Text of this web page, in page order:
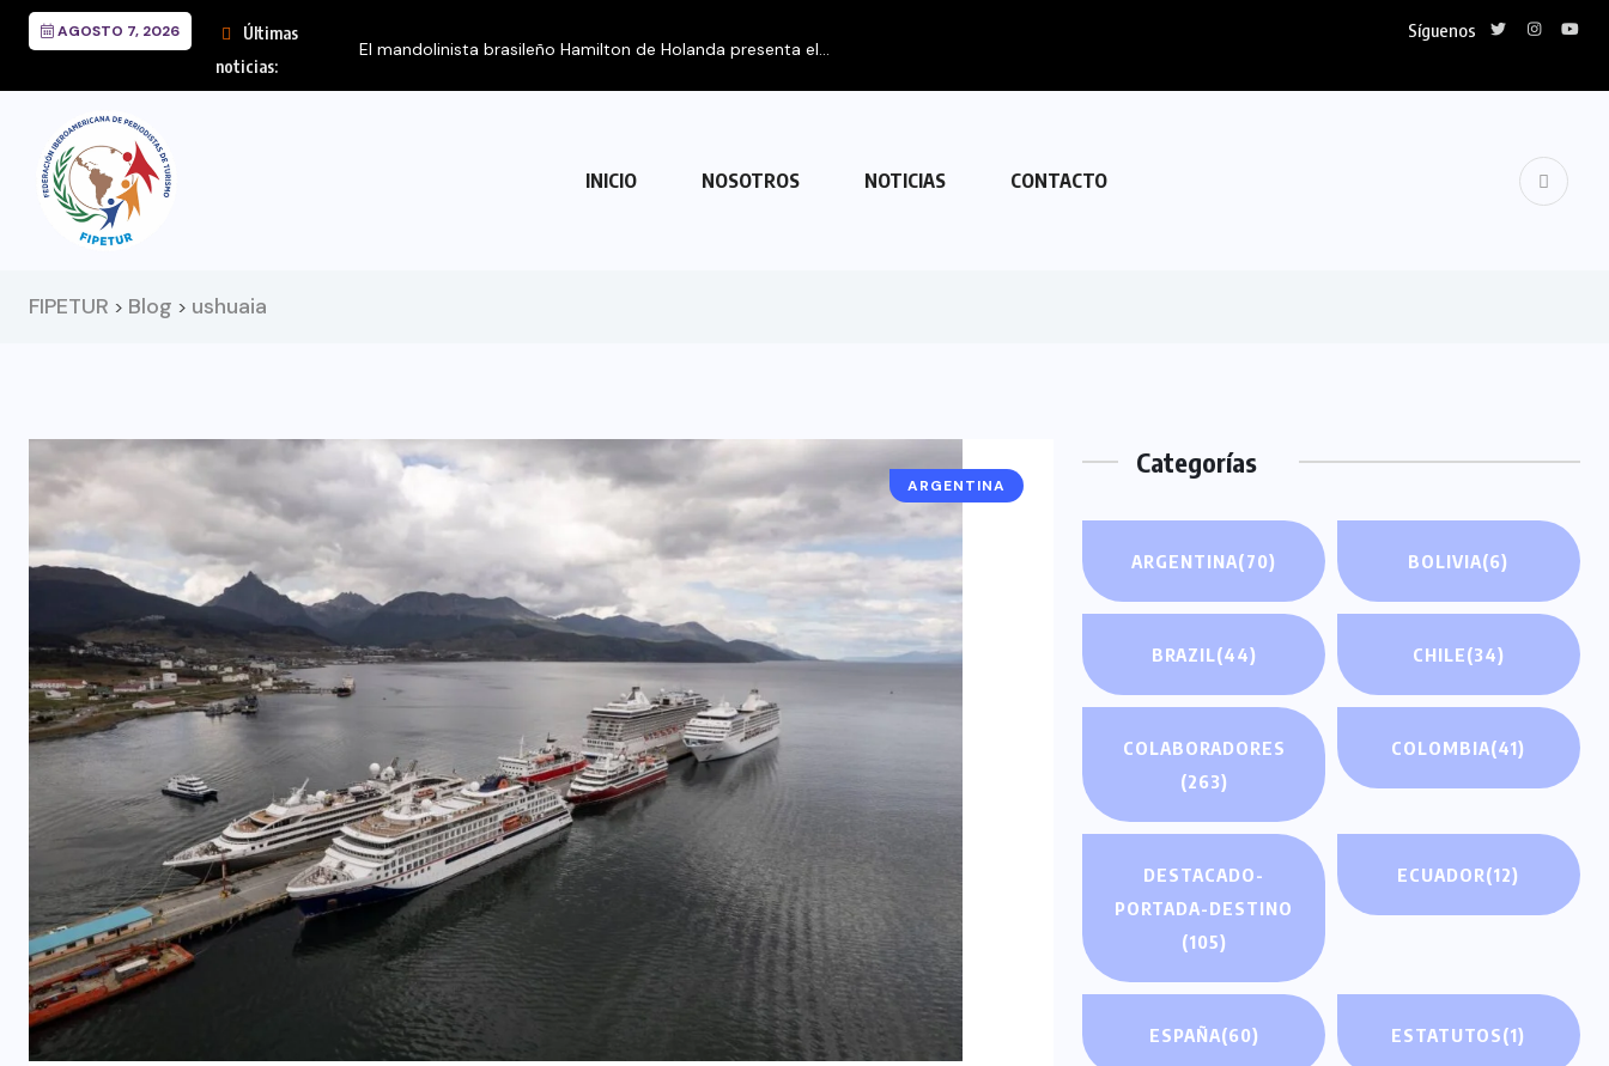
AGOSTO 7, 2026
Últimas
noticias:
El mandolinista brasileño Hamilton de Holanda presenta el...
Síguenos
INICIO NOSOTROS NOTICIAS CONTACTO
FIPETUR > Blog > ushuaia
ARGENTINA
Categorías
ARGENTINA(70) BOLIVIA(6)
BRAZIL(44) CHILE(34)
COLABORADORES
(263)
COLOMBIA(41)
DESTACADO-
PORTADA-DESTINO
(105)
ECUADOR(12)
ESPAÑA(60) ESTATUTOS(1)